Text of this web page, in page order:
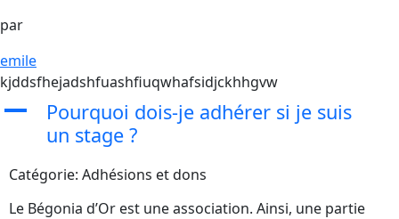
par
emile
kjddsfhejadshfuashfiuqwhafsidjckhhgvw
A
Pourquoi dois-je adhérer si je suis
un stage ?
Catégorie: Adhésions et dons
Le Bégonia d’Or est une association. Ainsi, une partie